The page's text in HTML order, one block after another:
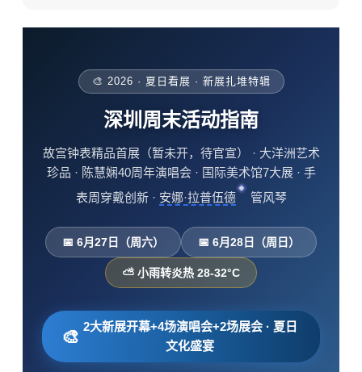
🎨 2026 · 夏日看展 · 新展扎堆特辑
深圳周末活动指南
故宫钟表精品首展（暂未开，待官宣） · 大洋洲艺术
珍品 · 陈慧娴40周年演唱会 · 国际美术馆7大展 · 手
表周穿戴创新 · 安娜·拉普伍德 管风琴
📅 6月27日（周六） 📅 6月28日（周日）
⛅ 小雨转炎热 28-32°C
🎨 2大新展开幕+4场演唱会+2场展会 · 夏日
文化盛宴